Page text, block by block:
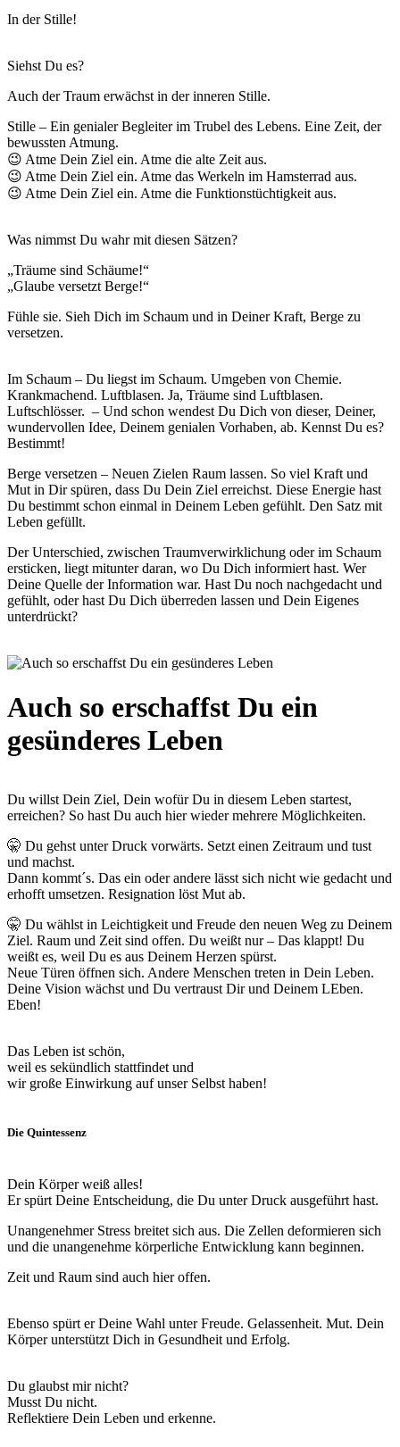
In der Stille!
Siehst Du es?
Auch der Traum erwächst in der inneren Stille.
Stille – Ein genialer Begleiter im Trubel des Lebens. Eine Zeit, der
bewussten Atmung.
😉 Atme Dein Ziel ein. Atme die alte Zeit aus.
😉 Atme Dein Ziel ein. Atme das Werkeln im Hamsterrad aus.
😉 Atme Dein Ziel ein. Atme die Funktionstüchtigkeit aus.
Was nimmst Du wahr mit diesen Sätzen?
„Träume sind Schäume!“
„Glaube versetzt Berge!“
Fühle sie. Sieh Dich im Schaum und in Deiner Kraft, Berge zu
versetzen.
Im Schaum – Du liegst im Schaum. Umgeben von Chemie.
Krankmachend. Luftblasen. Ja, Träume sind Luftblasen.
Luftschlösser. – Und schon wendest Du Dich von dieser, Deiner,
wundervollen Idee, Deinem genialen Vorhaben, ab. Kennst Du es?
Bestimmt!
Berge versetzen – Neuen Zielen Raum lassen. So viel Kraft und
Mut in Dir spüren, dass Du Dein Ziel erreichst. Diese Energie hast
Du bestimmt schon einmal in Deinem Leben gefühlt. Den Satz mit
Leben gefüllt.
Der Unterschied, zwischen Traumverwirklichung oder im Schaum
ersticken, liegt mitunter daran, wo Du Dich informiert hast. Wer
Deine Quelle der Information war. Hast Du noch nachgedacht und
gefühlt, oder hast Du Dich überreden lassen und Dein Eigenes
unterdrückt?
Auch so erschaffst Du ein
gesünderes Leben
Du willst Dein Ziel, Dein wofür Du in diesem Leben startest,
erreichen? So hast Du auch hier wieder mehrere Möglichkeiten.
🤫 Du gehst unter Druck vorwärts. Setzt einen Zeitraum und tust
und machst.
Dann kommt´s. Das ein oder andere lässt sich nicht wie gedacht und
erhofft umsetzen. Resignation löst Mut ab.
🤫 Du wählst in Leichtigkeit und Freude den neuen Weg zu Deinem
Ziel. Raum und Zeit sind offen. Du weißt nur – Das klappt! Du
weißt es, weil Du es aus Deinem Herzen spürst.
Neue Türen öffnen sich. Andere Menschen treten in Dein Leben.
Deine Vision wächst und Du vertraust Dir und Deinem LEben.
Eben!
Das Leben ist schön,
weil es sekündlich stattfindet und
wir große Einwirkung auf unser Selbst haben!
Die Quintessenz
Dein Körper weiß alles!
Er spürt Deine Entscheidung, die Du unter Druck ausgeführt hast.
Unangenehmer Stress breitet sich aus. Die Zellen deformieren sich
und die unangenehme körperliche Entwicklung kann beginnen.
Zeit und Raum sind auch hier offen.
Ebenso spürt er Deine Wahl unter Freude. Gelassenheit. Mut. Dein
Körper unterstützt Dich in Gesundheit und Erfolg.
Du glaubst mir nicht?
Musst Du nicht.
Reflektiere Dein Leben und erkenne.